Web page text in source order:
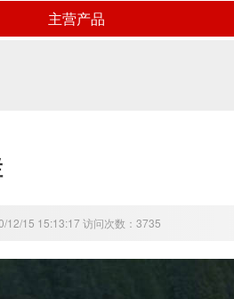
主营产品
12/15 15:13:17 访问次数：3735